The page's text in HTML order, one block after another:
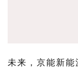
未来，京能新